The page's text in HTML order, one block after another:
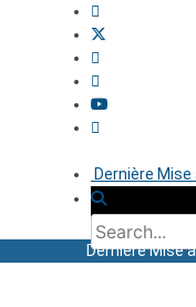
Dernière Mise
Dernière Mise